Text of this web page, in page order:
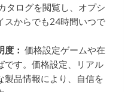
タログを閲覧し、オプシ
スからでも24時間いつで
： 価格設定ゲームや在
です。価格設定、リアル
製品情報により、自信を